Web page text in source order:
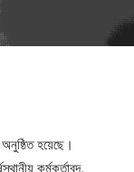
হয়েছে।
কর্মকর্তাবৃন্দ,